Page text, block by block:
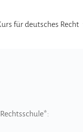
für deutsches Recht